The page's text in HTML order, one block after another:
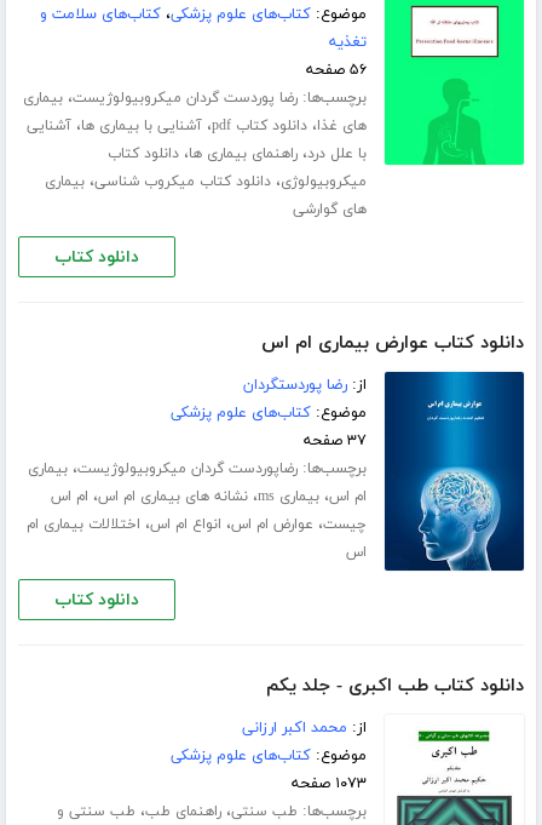
موضوع:کتاب‌های علوم پزشکی،کتاب‌های سلامت و
تغذیه
۵۶ صفحه
برچسب‌ها:رضا پوردست گردان میکروبیولوژیست،بیماری
های غذا،دانلود کتاب pdf ،آشنایی با بیماری ها،آشنایی
با علل درد،راهنمای بیماری ها،دانلود کتاب
میکروبیولوژی،دانلود کتاب میکروب شناسی،بیماری
های گوارشی
دانلود کتاب
دانلود کتاب عوارض بیماری ام اس
از:رضا پوردستگردان
موضوع:کتاب‌های علوم پزشکی
۳۷ صفحه
برچسب‌ها:رضاپوردست گردان میکروبیولوژیست،بیماری
ام اس،بیماری ms ،نشانه های بیماری ام اس، ام اس
چیست، عوارض ام اس، انواع ام اس، اختلالات بیماری ام
اس
دانلود کتاب
دانلود کتاب طب اکبری - جلد یکم
از: محمد اکبر ارزانی
موضوع:کتاب‌های علوم پزشکی
۱۰۷۳ صفحه
برچسب‌ها: طب سنتی،راهنمای طب، طب سنتی و